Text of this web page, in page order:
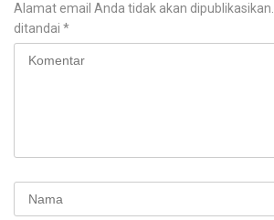
Alamat email Anda tidak akan dipublikasikan.
ditandai *